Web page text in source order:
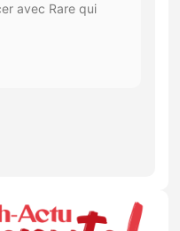
avec Rare qui